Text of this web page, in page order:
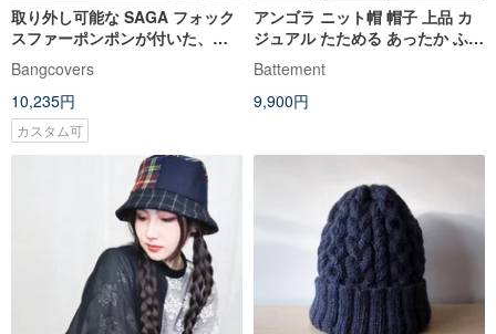
取り外し可能な SAGA フォック
スファーポンポンが付いた、ア
ルパカウールニットビーニー、
冬用帽子
Bangcovers
10,235円
カスタム可
アンゴラ ニット帽 帽子 上品 カ
ジュアル たためる あったか ふわ
ふわ ユニセックス レディース メ
ンズ
Battement
9,900円